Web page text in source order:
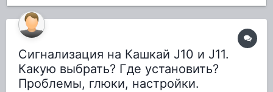
Сигнализация на Кашкай J10 и J11.
Какую выбрать? Где установить?
Проблемы, глюки, настройки.